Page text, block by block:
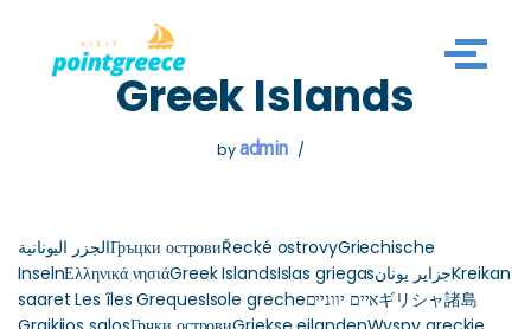
Skip
Greek Islands
byadmin
الجزر اليونانيةГръцки островиŘecké ostrovyGriechische
InselnΕλληνικά νησιάGreek IslandsIslas griegasجزایر یونانKreikan
saaret Les îles GrequesIsole grecheאיים יוונייםギリシャ諸島